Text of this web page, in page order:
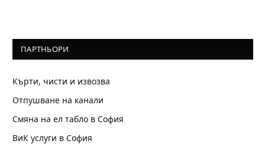
ПАРТНЬОРИ
Кърти, чисти и извозва
Отпушване на канали
Смяна на ел табло в София
ВиК услуги в София